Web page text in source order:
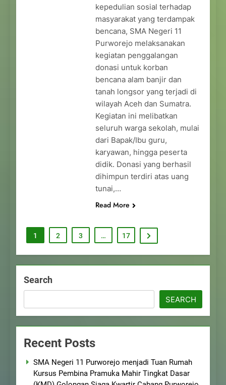
kepedulian sosial terhadap
masyarakat yang terdampak
bencana, SMA Negeri 11
Purworejo melaksanakan
kegiatan penggalangan
donasi untuk korban
bencana alam banjir dan
tanah longsor yang terjadi di
wilayah Aceh dan Sumatra.
Kegiatan ini melibatkan
seluruh warga sekolah, mulai
dari Bapak/Ibu guru,
karyawan, hingga peserta
didik. Donasi yang berhasil
dihimpun terdiri atas uang
tunai,…
Read More
1 2 3 … 17
Search
SEARCH
Recent Posts
SMA Negeri 11 Purworejo menjadi Tuan Rumah
Kursus Pembina Pramuka Mahir Tingkat Dasar